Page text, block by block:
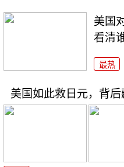
美国
看清
最热
美国如此救日元，背后